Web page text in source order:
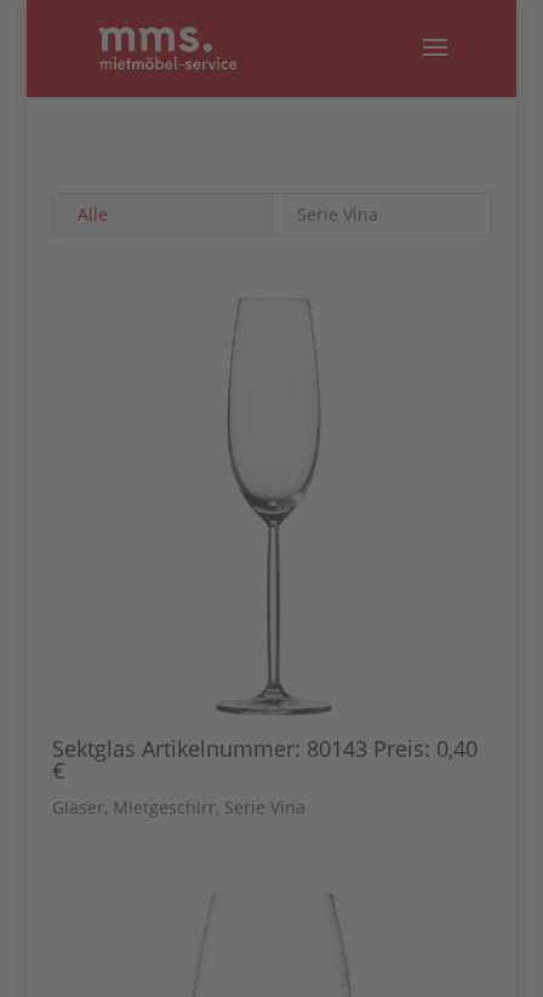
Alle Serie Vina
Sektglas Artikelnummer: 80143 Preis: 0,40
€
Gläser, Mietgeschirr, Serie Vina